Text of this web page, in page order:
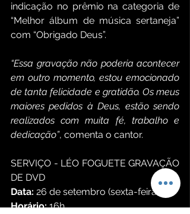
indicação no prêmio na categoria de
“Melhor álbum de música sertaneja”
com “Obrigado Deus”.
“Essa gravação não poderia acontecer
em outro momento, estou emocionado
de tanta felicidade e gratidão. Os meus
maiores pedidos à Deus, estão sendo
realizados com muita fé, trabalho e
dedicação”, comenta o cantor.
SERVIÇO - LÉO FOGUETE GRAVAÇÃO
DE DVD
Data: 26 de setembro (sexta-feira)
Horário: 16h